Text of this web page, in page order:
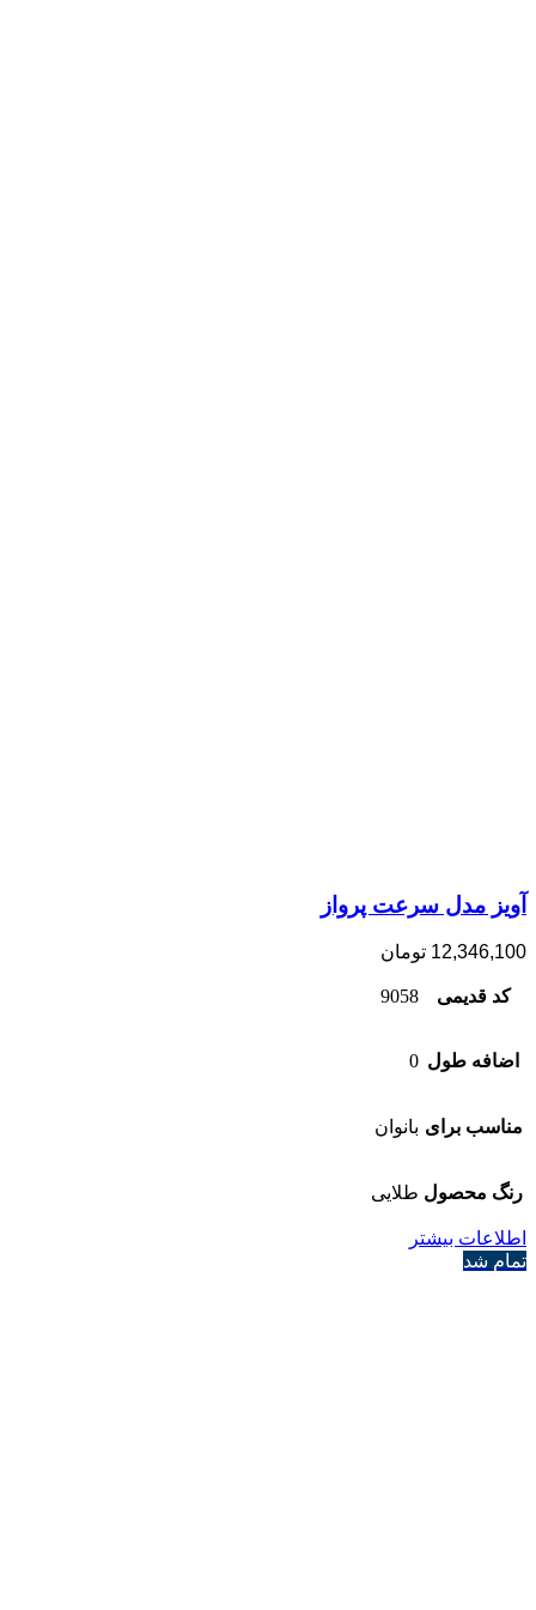
آویز مدل سرعت پرواز
12,346,100 تومان
کد قدیمی 9058
اضافه طول 0
مناسب برای بانوان
رنگ محصول طلایی
اطلاعات بیشتر
تمام شد